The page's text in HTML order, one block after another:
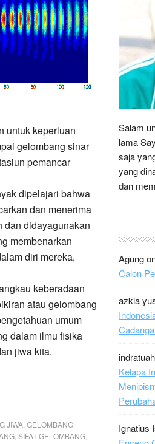
untuk keperluan
gelombang sinar
pemancar
dipelajari bahwa
dan menerima
dan didayagunakan
membenarkan
diri mereka,
keberadaan
atau gelombang
umum
dalam ilmu fisika
jiwa kita.
JIWA GELOMBANG
SIFAT GELOMBANG
Salam
lama
saja
yang
dan
Agung
Calon
azkia
Kelapa
Ignatius